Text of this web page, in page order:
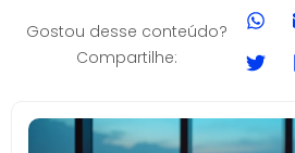
Gostou desse conteúdo?
Compartilhe: